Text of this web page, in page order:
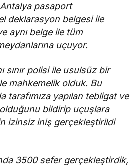
pasaport
deklarasyon belgesi ile
aynı belge ile tüm
uçuyor.
sınır polisi ile usulsüz bir
mahkemelik olduk. Bu
tarafımıza yapılan tebligat ve
olduğunu bildirip uçuşlara
izinsiz iniş gerçekleştirildi
3500 sefer gerçekleştirdik,